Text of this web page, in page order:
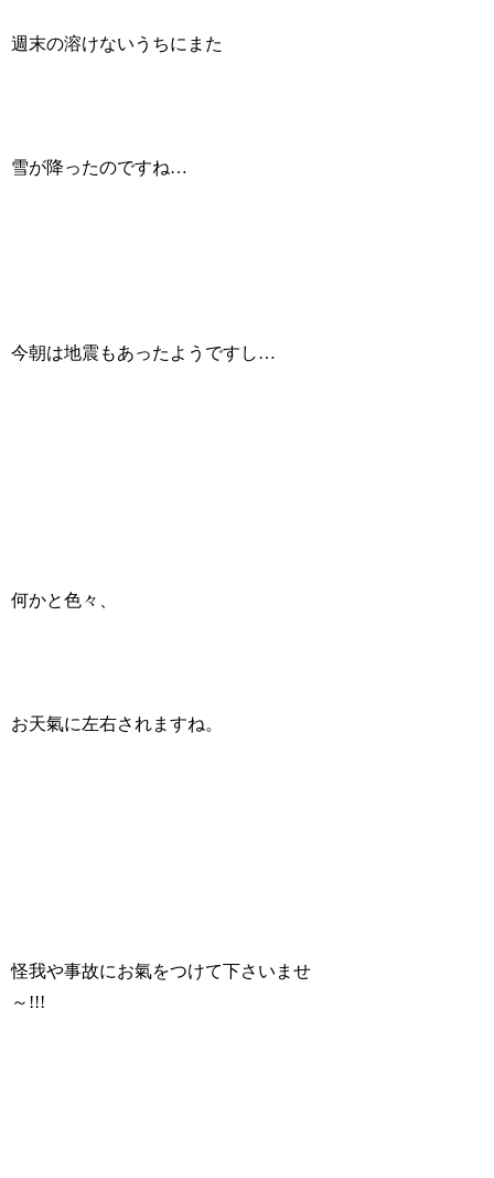
週末の溶けないうちにまた
雪が降ったのですね…
今朝は地震もあったようですし…
何かと色々、
お天氣に左右されますね。
怪我や事故にお氣をつけて下さいませ
～!!!